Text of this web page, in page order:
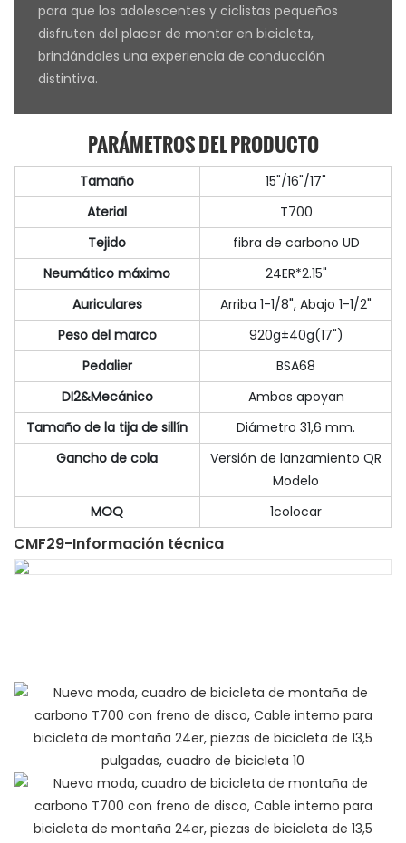
para que los adolescentes y ciclistas pequeños
disfruten del placer de montar en bicicleta,
brindándoles una experiencia de conducción
distintiva.
PARÁMETROS DEL PRODUCTO
Tamaño
15"/16"/17"
Aterial
T700
Tejido
fibra de carbono UD
Neumático máximo
24ER*2.15"
Auriculares
Arriba 1-1/8", Abajo 1-1/2"
Peso del marco
920g±40g(17")
Pedalier
BSA68
DI2&Mecánico
Ambos apoyan
Tamaño de la tija de sillín
Diámetro 31,6 mm.
Gancho de cola
Versión de lanzamiento QR
Modelo
MOQ
1colocar
CMF29-Información técnica